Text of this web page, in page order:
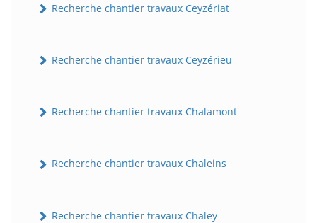
Recherche chantier travaux Ceyzériat
Recherche chantier travaux Ceyzérieu
Recherche chantier travaux Chalamont
Recherche chantier travaux Chaleins
Recherche chantier travaux Chaley